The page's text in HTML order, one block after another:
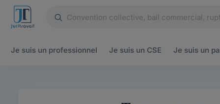
Je suis un professionnel Je suis un CSE Je suis un